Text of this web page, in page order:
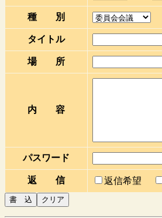
種 別
タイトル
場 所
内 容
パスワード
返 信 返信希望